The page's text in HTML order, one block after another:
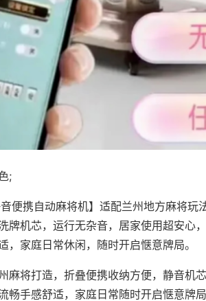
;
音便携自动麻将机】适配兰州地方麻将
牌机芯，运行无杂音，居家使用超安心
，家庭日常休闲，随时开启惬意牌局。
麻将打造，折叠便携收纳方便，静音机
畅手感舒适，家庭日常随时开启惬意牌局